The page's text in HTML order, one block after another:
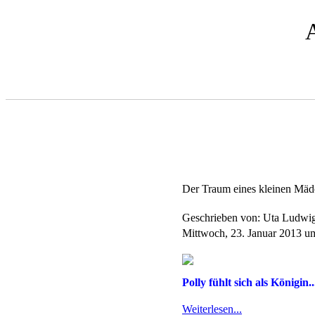
Der Traum eines kleinen
Geschrieben von: Uta
Mittwoch, 23. Januar 2013
Polly fühlt sich als
Weiterlesen...